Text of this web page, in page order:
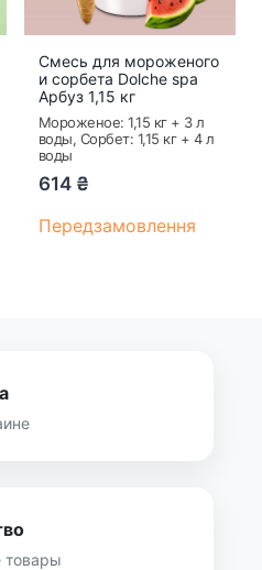
Смесь для мороженого
и сорбета Dolche spa
Арбуз 1,15 кг
Мороженое: 1,15 кг + 3 л
воды, Сорбет: 1,15 кг + 4 л
воды
614 ₴
Передзамовлення
товары